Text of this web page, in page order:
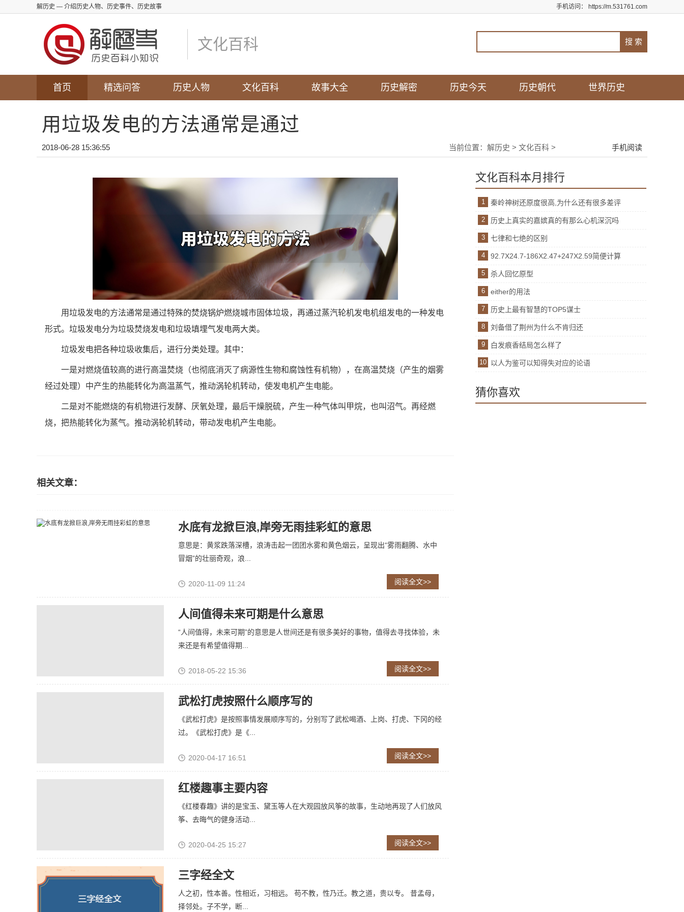
解历史 — 介绍历史人物、历史事件、历史故事 手机访问： https://m.531761.com
文化百科
首页 精选问答 历史人物 文化百科 故事大全 历史解密 历史今天 历史朝代 世界历史
用垃圾发电的方法通常是通过
2018-06-28 15:36:55 当前位置： 解历史 > 文化百科 > 手机阅读
用垃圾发电的方法通常是通过特殊的焚烧锅炉燃烧城市固体垃圾，再通过蒸汽轮机发电机组发电的一种发电
形式。垃圾发电分为垃圾焚烧发电和垃圾填埋气发电两大类。
垃圾发电把各种垃圾收集后，进行分类处理。其中：
一是对燃烧值较高的进行高温焚烧（也彻底消灭了病源性生物和腐蚀性有机物），在高温焚烧（产生的烟雾
经过处理）中产生的热能转化为高温蒸气，推动涡轮机转动，使发电机产生电能。
二是对不能燃烧的有机物进行发酵、厌氧处理，最后干燥脱硫，产生一种气体叫甲烷，也叫沼气。再经燃
烧，把热能转化为蒸气。推动涡轮机转动，带动发电机产生电能。
相关文章：
水底有龙掀巨浪,岸旁无雨挂彩虹的意思
意思是：黄浆跌落深槽，浪涛击起一团团水雾和黄色烟云，呈现出“雾雨翻腾、水中
冒烟”的壮丽奇观，浪...
2020-11-09 11:24 阅读全文>>
人间值得未来可期是什么意思
“人间值得，未来可期”的意思是人世间还是有很多美好的事物，值得去寻找体验，未
来还是有希望值得期...
2018-05-22 15:36 阅读全文>>
武松打虎按照什么顺序写的
《武松打虎》是按照事情发展顺序写的，分别写了武松喝酒、上岗、打虎、下冈的经
过。《武松打虎》是《...
2020-04-17 16:51 阅读全文>>
红楼趣事主要内容
《红楼春趣》讲的是宝玉、黛玉等人在大观园放风筝的故事，生动地再现了人们放风
筝、去晦气的健身活动...
2020-04-25 15:27 阅读全文>>
三字经全文
人之初，性本善。性相近，习相远。 苟不教，性乃迁。教之道，贵以专。 昔孟母，
择邻处。子不学，断...
文化百科本月排行
1 秦岭神树还原度很高,为什么还有很多差评
2 历史上真实的嘉嫔真的有那么心机深沉吗
3 七律和七绝的区别
4 92.7X24.7-186X2.47+247X2.59简便计算
5 杀人回忆原型
6 either的用法
7 历史上最有智慧的TOP5谋士
8 刘备借了荆州为什么不肯归还
9 白发痕香结局怎么样了
10 以人为鉴可以知得失对应的论语
猜你喜欢